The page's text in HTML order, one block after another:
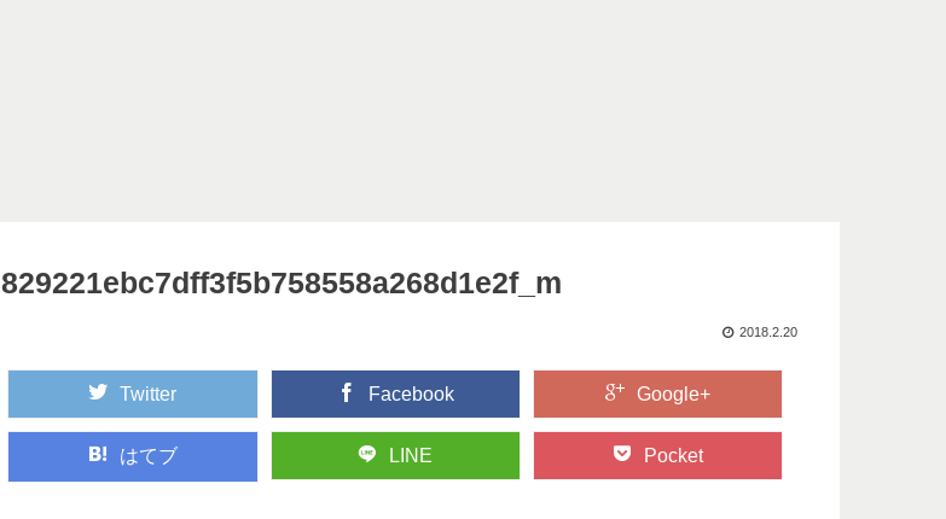
829221ebc7dff3f5b758558a268d1e2f_m
2018.2.20
Twitter Facebook Google+
はてブ LINE Pocket